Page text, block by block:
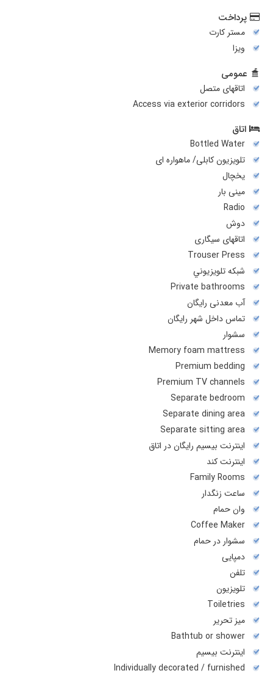
پرداخت
مستر کارت
ویزا
عمومی
اتاقهای متصل
Access via exterior corridors
اتاق
Bottled Water
تلویزیون کابلی/ ماهواره ای
يخچال
مینی بار
Radio
دوش
اتاقهای سیگاری
Trouser Press
شبكه تلويزيوني
Private bathrooms
آب معدنی رایگان
تماس داخل شهر رایگان
سشوار
Memory foam mattress
Premium bedding
Premium TV channels
Separate bedroom
Separate dining area
Separate sitting area
اینترنت بیسیم رایگان در اتاق
اینترنت کند
Family Rooms
ساعت زنگدار
وان حمام
Coffee Maker
سشوار در حمام
دمپایی
تلفن
تلويزيون
Toiletries
میز تحریر
Bathtub or shower
اینترنت بیسیم
Individually decorated / furnished